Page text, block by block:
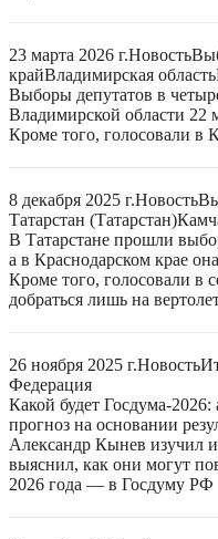
23 марта 2026 г.Новость
крайВладимирская область
Выборы депутатов в
Владимирской области 22
Кроме того, голосовали в
8 декабря 2025 г.Новость
Татарстан (Татарстан)
В Татарстане прошли
а в Краснодарском крае
Кроме того, голосовали в
добраться лишь на
26 ноября 2025 г.Новость
Федерация
Какой будет Госдума-
прогноз на основании
Александр Кынев изучил
выяснил, как они могут
2026 года — в Госдуму РФ